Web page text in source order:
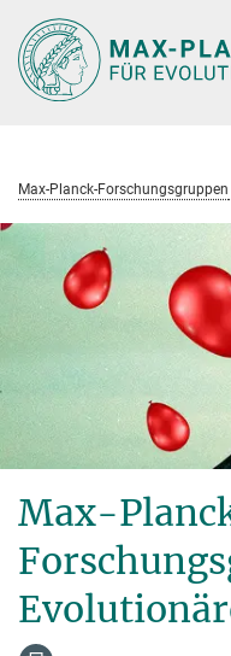
Hauptinhalt
Max-Planck-Forschungsgruppen
Max-